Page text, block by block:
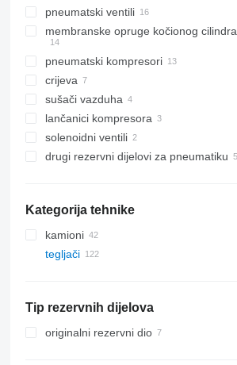
pneumatski ventili
membranske opruge kočionog cilindra
pneumatski kompresori
crijeva
sušači vazduha
lančanici kompresora
solenoidni ventili
drugi rezervni dijelovi za pneumatiku
Kategorija tehnike
kamioni
tegljači
Tip rezervnih dijelova
originalni rezervni dio